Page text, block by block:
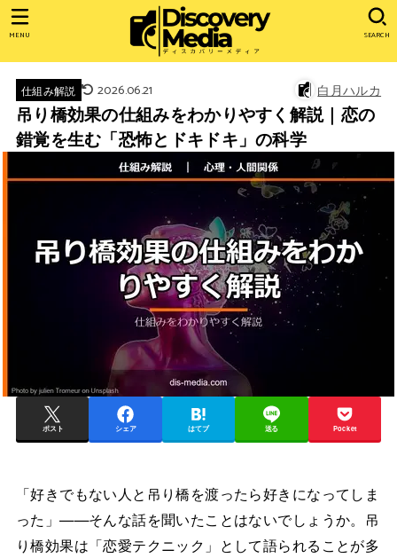
SEARCH
MENU
仕組み解説 2026.06.21 白月ハルカ
吊り橋効果の仕組みをわかりやすく解説｜恋の
錯覚を生む「恐怖とドキドキ」の科学
ポスト シェア はてブ 送る Pocket
「好きでもない人と吊り橋を渡ったら好きになってしま
った」——そんな話を聞いたことはないでしょうか。吊
り橋効果は「恋愛テクニック」として語られることが多